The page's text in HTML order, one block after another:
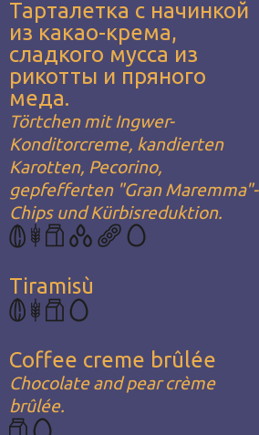
Тарталетка с начинкой
из какао-крема,
сладкого мусса из
рикотты и пряного
меда.
Törtchen mit Ingwer-
Konditorcreme, kandierten
Karotten, Pecorino,
gepfefferten "Gran Maremma"-
Chips und Kürbisreduktion.
Tiramisù
Coffee creme brûlée
Chocolate and pear crème
brûlée.